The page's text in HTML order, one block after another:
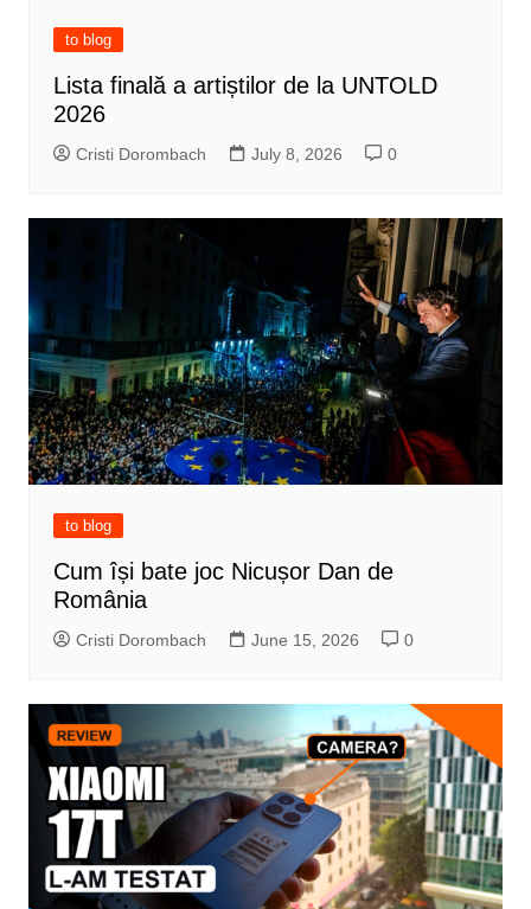
to blog
Lista finală a artiștilor de la UNTOLD
2026
Cristi Dorombach July 8, 2026 0
to blog
Cum își bate joc Nicușor Dan de
România
Cristi Dorombach June 15, 2026 0